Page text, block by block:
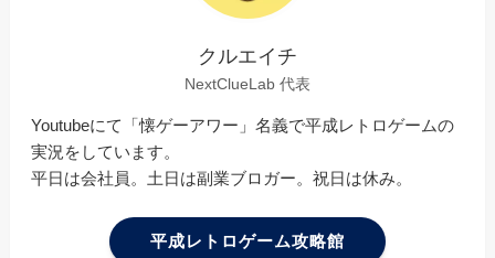
クルエイチ
NextClueLab 代表
Youtubeにて「懐ゲーアワー」名義で平成レトロゲームの
実況をしています。
平日は会社員。土日は副業ブロガー。祝日は休み。
平成レトロゲーム攻略館